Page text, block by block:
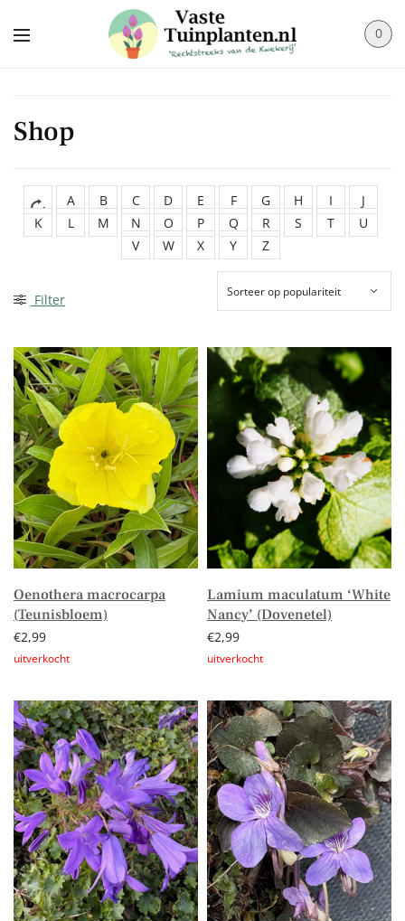
0
Shop
A B C D E F G H I
J
K
L M N O P Q R S T
U
V
W X Y Z
Filter
Oenothera macrocarpa
(Teunisbloem)
€2,99
Lamium maculatum ‘White
Nancy’ (Dovenetel)
€2,99